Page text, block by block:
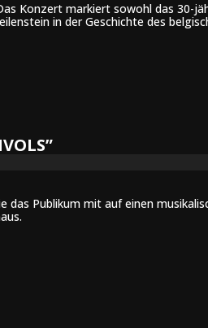
Konzert markiert sowohl das 30-
in der Geschichte des
das Publikum mit auf einen